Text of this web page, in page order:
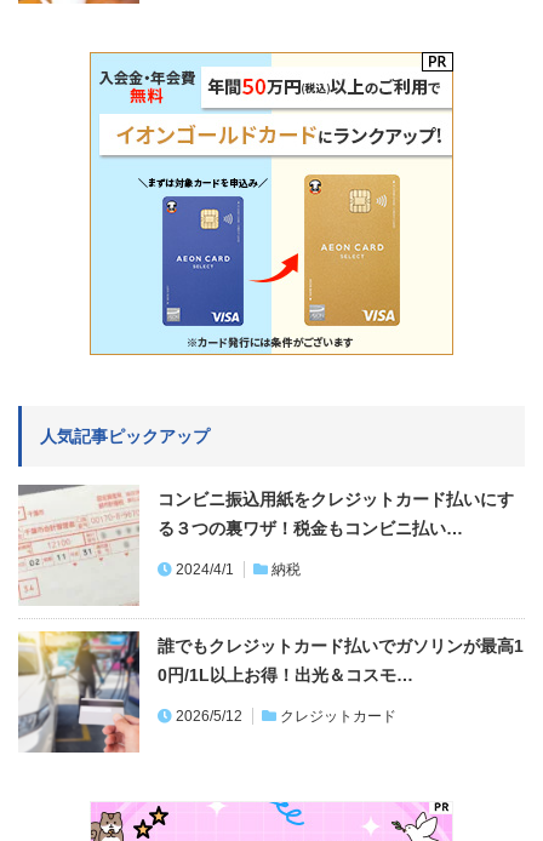
人気記事ピックアップ
コンビニ振込用紙をクレジットカード払いにす
る３つの裏ワザ！税金もコンビニ払い…
2024/4/1 納税
誰でもクレジットカード払いでガソリンが最高1
0円/1L以上お得！出光＆コスモ…
2026/5/12 クレジットカード